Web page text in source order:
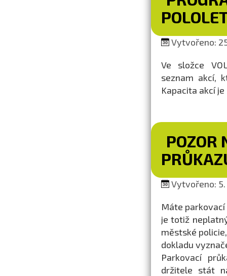
Vytvořeno:
Ve složce
seznam akcí,
Kapacita akcí
POZOR
Vytvořeno: 5.
Máte
je totiž
městské
dokladu
Parkovací
držitele stát